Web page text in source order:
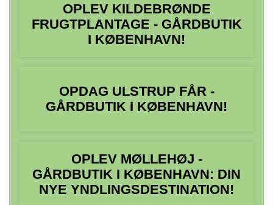
OPLEV KILDEBRØNDE
FRUGTPLANTAGE - GÅRDBUTIK
I KØBENHAVN!
OPDAG ULSTRUP FÅR -
GÅRDBUTIK I KØBENHAVN!
OPLEV MØLLEHØJ -
GÅRDBUTIK I KØBENHAVN: DIN
NYE YNDLINGSDESTINATION!